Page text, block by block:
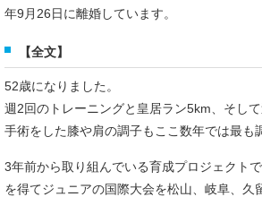
年9月26日に離婚しています。
【全文】
52歳になりました。
週2回のトレーニングと皇居ラン5km、そし
手術をした膝や肩の調子もここ数年では最も
3年前から取り組んでいる育成プロジェクト
を得てジュニアの国際大会を松山、岐阜、久